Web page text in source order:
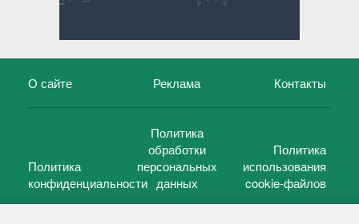
О сайте Реклама Контакты
Политика
конфиденциальности
Политика
обработки
персональных
данных
Политика
использования
cookie-файлов